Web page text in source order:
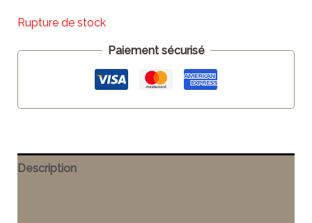
Rupture de stock
Paiement sécurisé
Description